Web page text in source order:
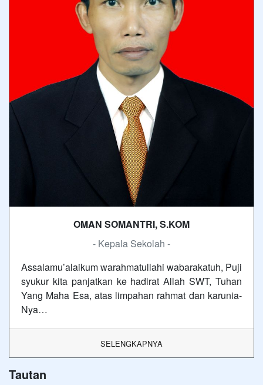
OMAN SOMANTRI, S.KOM
- Kepala Sekolah -
Assalamu’alaikum warahmatullahi wabarakatuh, Puji
syukur kita panjatkan ke hadirat Allah SWT, Tuhan
Yang Maha Esa, atas limpahan rahmat dan karunia-
Nya…
SELENGKAPNYA
Tautan